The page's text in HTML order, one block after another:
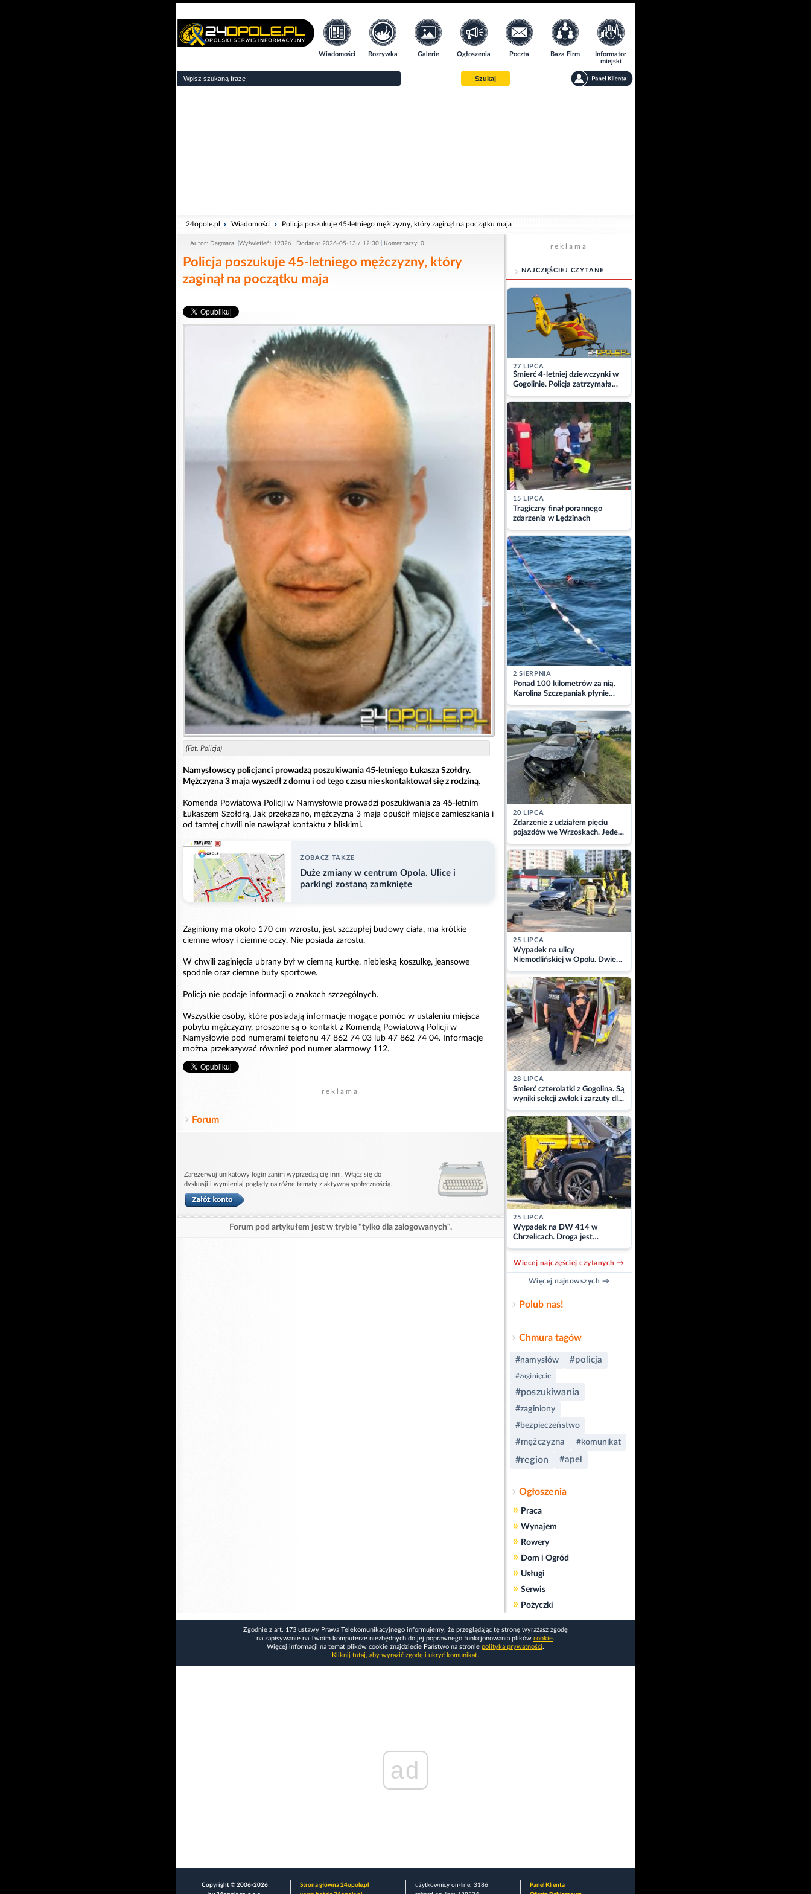
Wiadomości Rozrywka Galerie Ogłoszenia Poczta Baza Firm
Informator
miejski
Szukaj
24opole.pl Wiadomości Policja poszukuje 45-letniego mężczyzny, który zaginął na początku maja
Autor: Dagmara Wyświetleń: 19326 Dodano: 2026-05-13 / 12:30 Komentarzy: 0
Policja poszukuje 45-letniego mężczyzny, który
zaginął na początku maja
(Fot. Policja)
Namysłowscy policjanci prowadzą poszukiwania 45-letniego Łukasza Szołdry.
Mężczyzna 3 maja wyszedł z domu i od tego czasu nie skontaktował się z rodziną.
Komenda Powiatowa Policji w Namysłowie prowadzi poszukiwania za 45-letnim
Łukaszem Szołdrą. Jak przekazano, mężczyzna 3 maja opuścił miejsce zamieszkania i
od tamtej chwili nie nawiązał kontaktu z bliskimi.
ZOBACZ TAKZE
Duże zmiany w centrum Opola. Ulice i
parkingi zostaną zamknięte
Zaginiony ma około 170 cm wzrostu, jest szczupłej budowy ciała, ma krótkie
ciemne włosy i ciemne oczy. Nie posiada zarostu.
W chwili zaginięcia ubrany był w ciemną kurtkę, niebieską koszulkę, jeansowe
spodnie oraz ciemne buty sportowe.
Policja nie podaje informacji o znakach szczególnych.
Wszystkie osoby, które posiadają informacje mogące pomóc w ustaleniu miejsca
pobytu mężczyzny, proszone są o kontakt z Komendą Powiatową Policji w
Namysłowie pod numerami telefonu 47 862 74 03 lub 47 862 74 04. Informacje
można przekazywać również pod numer alarmowy 112.
reklama
Forum
Zarezerwuj unikatowy login zanim wyprzedzą cię inni! Włącz się do
dyskusji i wymieniaj poglądy na różne tematy z aktywną społecznością.
Forum pod artykułem jest w trybie "tylko dla zalogowanych".
reklama
NAJCZĘŚCIEJ CZYTANE
27 LIPCA
Śmierć 4-letniej dziewczynki w
Gogolinie. Policja zatrzymała
matkę
15 LIPCA
Tragiczny finał porannego
zdarzenia w Lędzinach
2 SIERPNIA
Ponad 100 kilometrów za nią.
Karolina Szczepaniak płynie
przez Bałtyk dla Piotra.
Aktualizacja
20 LIPCA
Zdarzenie z udziałem pięciu
pojazdów we Wrzoskach. Jeden
z kierowców zabrany w
kajdankach
25 LIPCA
Wypadek na ulicy
Niemodlińskiej w Opolu. Dwie
osoby w szpitalu
28 LIPCA
Śmierć czterolatki z Gogolina. Są
wyniki sekcji zwłok i zarzuty dla
matki
25 LIPCA
Wypadek na DW 414 w
Chrzelicach. Droga jest
zablokowana
Więcej najczęściej czytanych →
Więcej najnowszych →
Polub nas!
Chmura tagów
#namysłów #policja
#zaginięcie
#poszukiwania
#zaginiony
#bezpieczeństwo
#mężczyzna #komunikat
#region #apel
Ogłoszenia
» Praca
» Wynajem
» Rowery
» Dom i Ogród
» Usługi
» Serwis
» Pożyczki
Zgodnie z art. 173 ustawy Prawa Telekomunikacyjnego informujemy, że przeglądając tę stronę wyrażasz zgodę
na zapisywanie na Twoim komputerze niezbędnych do jej poprawnego funkcjonowania plików cookie.
Więcej informacji na temat plików cookie znajdziecie Państwo na stronie polityka prywatności.
Kliknij tutaj, aby wyrazić zgodę i ukryć komunikat.
ad
Copyright © 2006-2026
Strona główna 24opole.pl
użytkownicy on-line: 3186
Panel Klienta